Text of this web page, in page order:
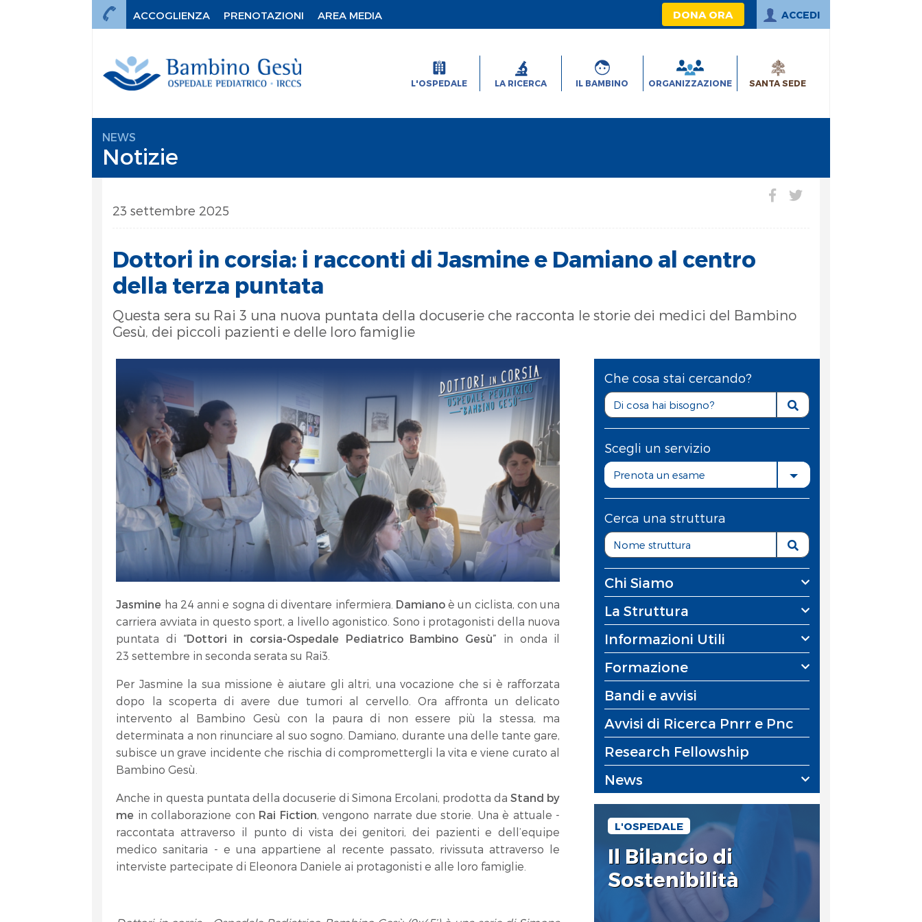
ACCOGLIENZA PRENOTAZIONI AREA MEDIA DONA ORA ACCEDI
L'OSPEDALE LA RICERCA IL BAMBINO ORGANIZZAZIONE SANTA SEDE
NEWS
Notizie
23 settembre 2025
Dottori in corsia: i racconti di Jasmine e Damiano al centro
della terza puntata
Questa sera su Rai 3 una nuova puntata della docuserie che racconta le storie dei medici del Bambino
Gesù, dei piccoli pazienti e delle loro famiglie
Jasmine ha 24 anni e sogna di diventare infermiera. Damianoè un ciclista, con una
carriera avviata in questo sport, a livello agonistico. Sono i protagonisti della nuova
puntata di “Dottori in corsia-Ospedale Pediatrico Bambino Gesù” in onda il
23 settembre in seconda serata su Rai3.
Per Jasmine la sua missione è aiutare gli altri, una vocazione che si è rafforzata
dopo la scoperta di avere due tumori al cervello. Ora affronta un delicato
intervento al Bambino Gesù con la paura di non essere più la stessa, ma
determinata a non rinunciare al suo sogno. Damiano, durante una delle tante gare,
subisce un grave incidente che rischia di compromettergli la vita e viene curato al
Bambino Gesù.
Anche in questa puntata della docuserie di Simona Ercolani, prodotta daStand by
me in collaborazione con Rai Fiction, vengono narrate due storie. Una è attuale -
raccontata attraverso il punto di vista dei genitori, dei pazienti e dell’equipe
medico sanitaria - e una appartiene al recente passato, rivissuta attraverso le
interviste partecipate di Eleonora Daniele ai protagonisti e alle loro famiglie.
Che cosa stai cercando?
Scegli un servizio
Prenota un esame
Cerca una struttura
Chi Siamo
La Struttura
Informazioni Utili
Formazione
Bandi e avvisi
Avvisi di Ricerca Pnrr e Pnc
Research Fellowship
News
L'OSPEDALE
Il Bilancio di
Sostenibilità